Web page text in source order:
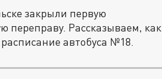
закрыли первую
переправу. Рассказываем, как
автобуса №18.